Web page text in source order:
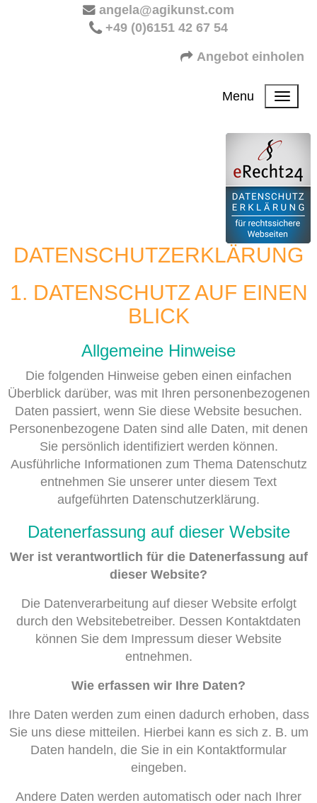
angela@agikunst.com
+49 (0)6151 42 67 54
Angebot einholen
Menu
DATENSCHUTZERKLÄRUNG
1. DATENSCHUTZ AUF EINEN
BLICK
Allgemeine Hinweise
Die folgenden Hinweise geben einen einfachen
Überblick darüber, was mit Ihren personenbezogenen
Daten passiert, wenn Sie diese Website besuchen.
Personenbezogene Daten sind alle Daten, mit denen
Sie persönlich identifiziert werden können.
Ausführliche Informationen zum Thema Datenschutz
entnehmen Sie unserer unter diesem Text
aufgeführten Datenschutzerklärung.
Datenerfassung auf dieser Website
Wer ist verantwortlich für die Datenerfassung auf
dieser Website?
Die Datenverarbeitung auf dieser Website erfolgt
durch den Websitebetreiber. Dessen Kontaktdaten
können Sie dem Impressum dieser Website
entnehmen.
Wie erfassen wir Ihre Daten?
Ihre Daten werden zum einen dadurch erhoben, dass
Sie uns diese mitteilen. Hierbei kann es sich z. B. um
Daten handeln, die Sie in ein Kontaktformular
eingeben.
Andere Daten werden automatisch oder nach Ihrer